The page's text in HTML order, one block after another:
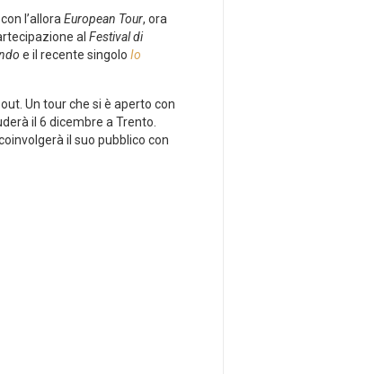
l’alloraEuropean Tour, ora
al Festival di
e il recente singolo Io
Un tour che si è aperto con
il 6 dicembre a Trento.
il suo pubblico con